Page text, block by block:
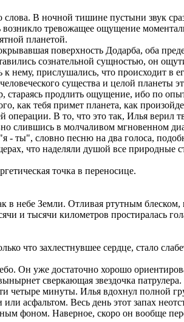
В ночной тишине пустыни звук
тревожащее ощущение
планетой.
поверхность Додарба, оба
сознательной сущностью, он
к нему, прислушались, что происходит в
существа и целой планеты
стараясь продлить ощущение, ибо по
как тебя примет планета, как
операции. В то, что это так, Илья верил
слившись в молчаливом мгновенном
- ты", словно песню на два голоса,
что наделяли душой все природные
точка в переносице.
в небе Земли. Отливая ртутным блеском,
и тысячи километров простиралась
что захлестнувшее сердце, стало
Он уже достаточно хорошо
сверкающая звездочка патрулера.
четыре минуты. Илья вдохнул полной
асфальтом. Весь день этот запах
фоном. Наверное, скоро он вообще